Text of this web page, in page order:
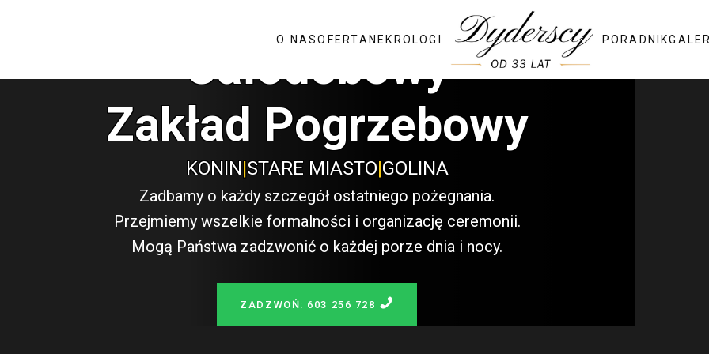
O NASOFERTANEKROLOGI PORADNIK
Całodobowy
Zakład Pogrzebowy
KONIN|STARE MIASTO|GOLINA
Zadbamy o każdy szczegół ostatniego pożegnania.
Przejmiemy wszelkie formalności i organizację ceremonii.
Mogą Państwa zadzwonić o każdej porze dnia i nocy.
ZADZWOŃ: 603 256 728